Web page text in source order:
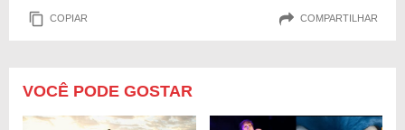
COPIAR COMPARTILHAR
VOCÊ PODE GOSTAR